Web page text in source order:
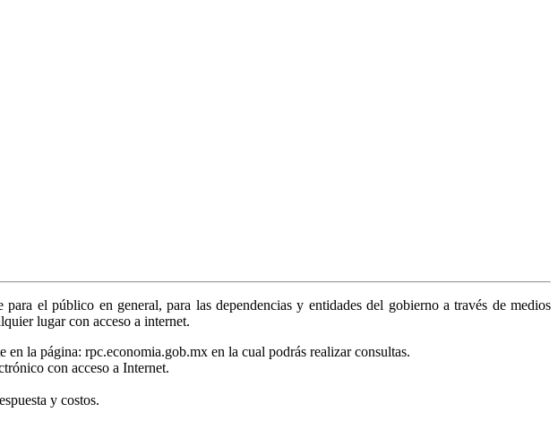
el público en general, para las dependencias y entidades del gobierno a través de medios
lugar con acceso a internet.
la página: rpc.economia.gob.mx en la cual podrás realizar consultas.
con acceso a Internet.
y costos.